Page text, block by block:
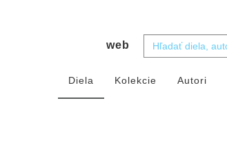
web
Diela Kolekcie Autori